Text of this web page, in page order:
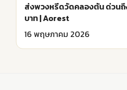
ส่งพวงหรีดวัดคลองตัน ด่วนถึ
บาท | Aorest
16 พฤษภาคม 2026